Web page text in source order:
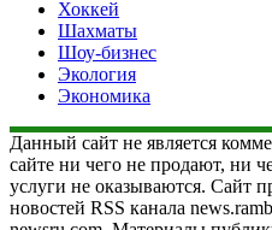
Хоккей
Шахматы
Шоу-бизнес
Экология
Экономика
Данный сайт не является
сайте ни чего не продают, ни
услуги не оказываются. Сайт
новостей RSS канала